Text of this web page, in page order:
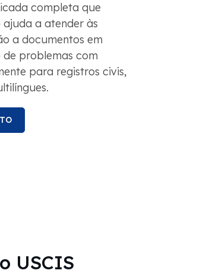
completa que
a atender às
a documentos em
de problemas com
para registros civis,
USCIS